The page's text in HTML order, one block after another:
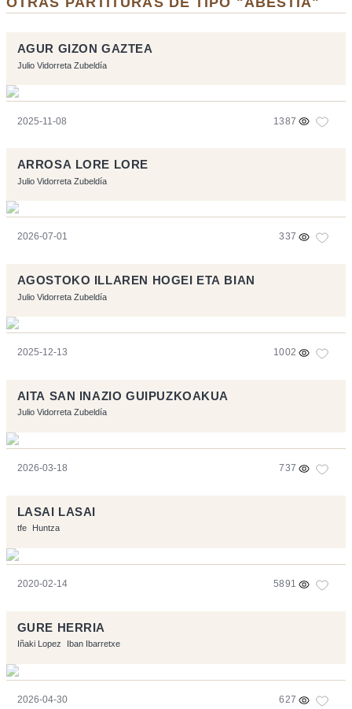
AGUR GIZON GAZTEA
Julio Vidorreta Zubeldía
2025-11-08 1387
ARROSA LORE LORE
Julio Vidorreta Zubeldía
2026-07-01 337
AGOSTOKO ILLAREN HOGEI ETA BIAN
Julio Vidorreta Zubeldía
2025-12-13 1002
AITA SAN INAZIO GUIPUZKOAKUA
Julio Vidorreta Zubeldía
2026-03-18 737
LASAI LASAI
tfe Huntza
2020-02-14 5891
GURE HERRIA
Iñaki Lopez Iban Ibarretxe
2026-04-30 627